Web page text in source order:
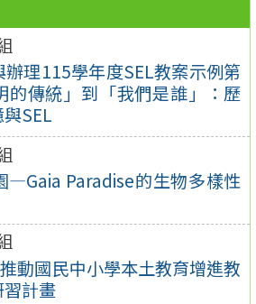
理115學年度SEL教案示例第
的傳統」到「我們是誰」：歷
SEL
—Gaia Paradise的生物多樣性
動國民中小學本土教育增進教
計畫